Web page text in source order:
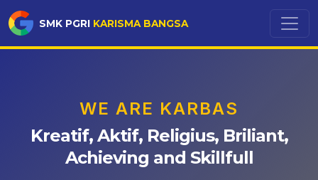
SMK PGRI KARISMA BANGSA
WE ARE KARBAS
Kreatif, Aktif, Religius, Briliant,
Achieving and Skillfull